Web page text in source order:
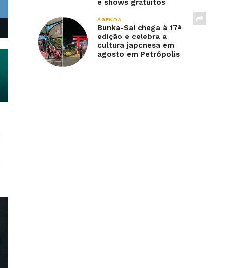
e shows gratuitos
AGENDA
Bunka-Sai chega à 17ª
edição e celebra a
cultura japonesa em
agosto em Petrópolis